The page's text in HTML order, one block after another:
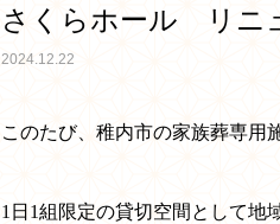
さくらホール リニ
2024.12.22
このたび、稚内市の家族葬専用
1日1組限定の貸切空間として地